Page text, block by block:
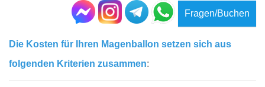
Fragen/Buchen
Die Kosten für Ihren Magenballon setzen sich aus
folgenden Kriterien zusammen: